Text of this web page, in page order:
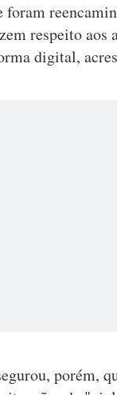
foram
respeito aos
digital,
porém,